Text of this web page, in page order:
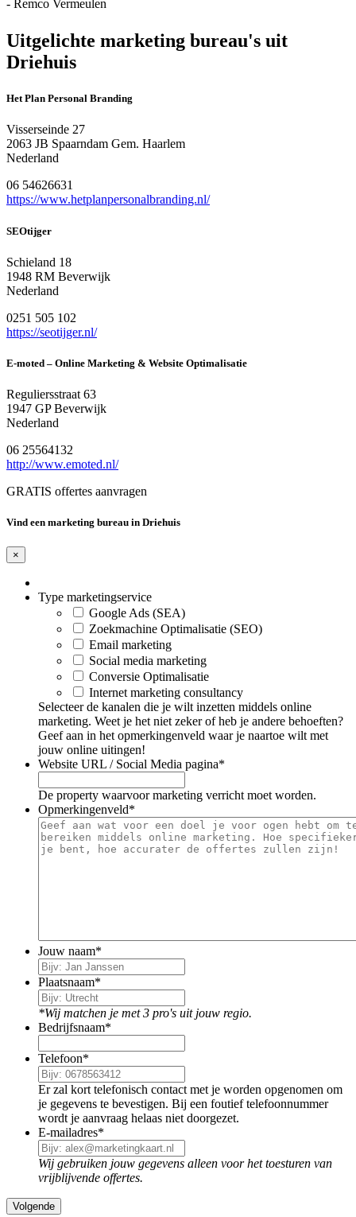
- Remco Vermeulen
Uitgelichte marketing bureau's uit
Driehuis
Het Plan Personal Branding
Visserseinde 27
2063 JB Spaarndam Gem. Haarlem
Nederland
06 54626631
https://www.hetplanpersonalbranding.nl/
SEOtijger
Schieland 18
1948 RM Beverwijk
Nederland
0251 505 102
https://seotijger.nl/
E-moted – Online Marketing & Website Optimalisatie
Reguliersstraat 63
1947 GP Beverwijk
Nederland
06 25564132
http://www.emoted.nl/
GRATIS offertes aanvragen
Vind een marketing bureau in Driehuis
×
Type marketingservice
Google Ads (SEA)
Zoekmachine Optimalisatie (SEO)
Email marketing
Social media marketing
Conversie Optimalisatie
Internet marketing consultancy
Selecteer de kanalen die je wilt inzetten middels online
marketing. Weet je het niet zeker of heb je andere behoeften?
Geef aan in het opmerkingenveld waar je naartoe wilt met
jouw online uitingen!
Website URL / Social Media pagina*
De property waarvoor marketing verricht moet worden.
Opmerkingenveld*
Jouw naam*
Plaatsnaam*
*Wij matchen je met 3 pro's uit jouw regio.
Bedrijfsnaam*
Telefoon*
Er zal kort telefonisch contact met je worden opgenomen om
je gegevens te bevestigen. Bij een foutief telefoonnummer
wordt je aanvraag helaas niet doorgezet.
E-mailadres*
Wij gebruiken jouw gegevens alleen voor het toesturen van
vrijblijvende offertes.